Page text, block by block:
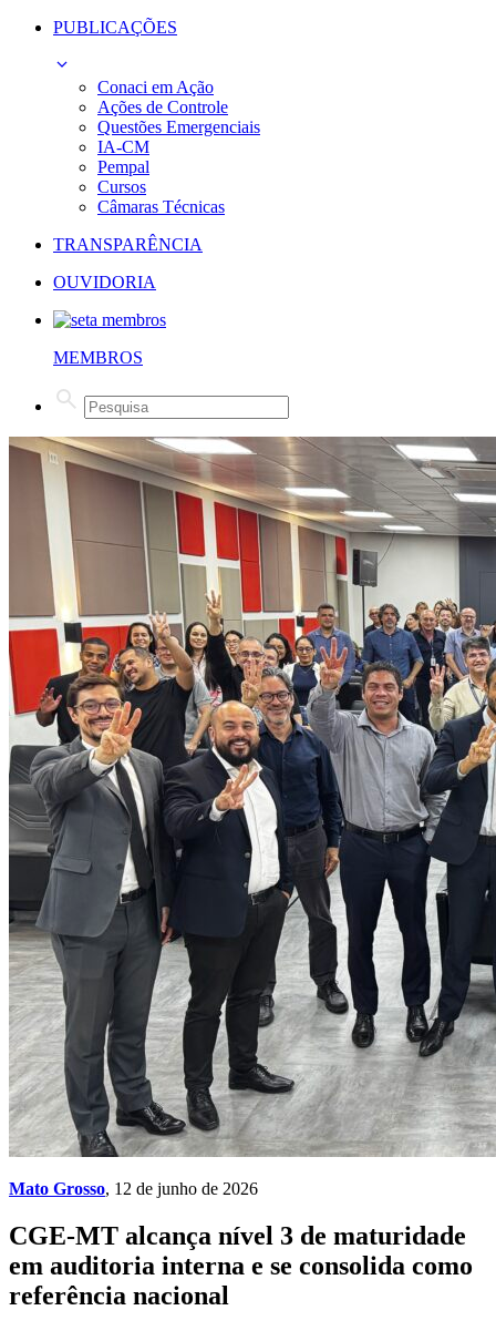
PUBLICAÇÕES
Conaci em Ação
Ações de Controle
Questões Emergenciais
IA-CM
Pempal
Cursos
Câmaras Técnicas
TRANSPARÊNCIA
OUVIDORIA
MEMBROS
Mato Grosso, 12 de junho de 2026
CGE-MT alcança nível 3 de maturidade
em auditoria interna e se consolida como
referência nacional